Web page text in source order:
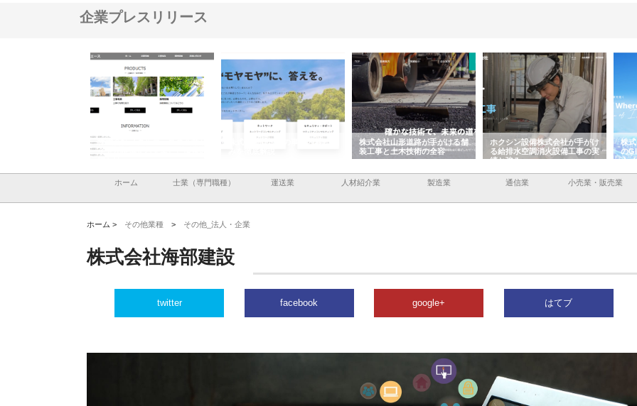
企業プレスリリース
みを徹底解説
株式会社山形道路が手がける舗
ホクシン設備株式会社が手がけ
る給排水空調消火設備工事の実
績と強み
株式会社東京シー・エム・シー
のGISインフラ管理システム導
入メリット
株
か
由
ホーム 士業（専門職種） 運送業 人材紹介業 製造業 通信業 小売業・販売業
ホーム > その他業種 > その他_法人・企業
株式会社海部建設
twitter facebook google+ はてブ